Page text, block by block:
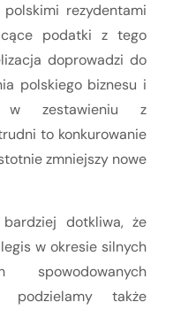
rezydentami
podatki z tego
doprowadzi do
polskiego biznesu i
w zestawieniu z
to konkurowanie
zmniejszy nowe
dotkliwa, że
w okresie silnych
spowodowanych
podzielamy także